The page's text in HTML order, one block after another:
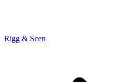
Rigg & Scen